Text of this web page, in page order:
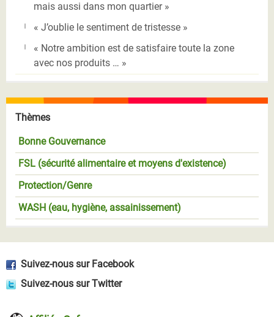
mais aussi dans mon quartier »
« J’oublie le sentiment de tristesse »
« Notre ambition est de satisfaire toute la zone
avec nos produits … »
Thèmes
Bonne Gouvernance
FSL (sécurité alimentaire et moyens d'existence)
Protection/Genre
WASH (eau, hygiène, assainissement)
Suivez-nous sur Facebook
Suivez-nous sur Twitter